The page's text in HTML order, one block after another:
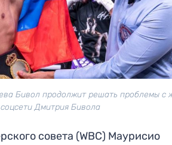
Бивол продолжит решать проблемы с
Дмитрия Бивола
совета (WBC) Маурисио